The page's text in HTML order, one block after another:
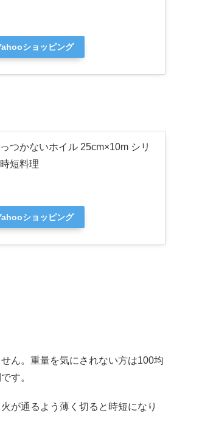
ショッピング
つかないホイル 25cm×10m シリ
短料理
ショッピング
ん。重量を気にされない方は100均
す。
が通るよう薄く切ると時短になり